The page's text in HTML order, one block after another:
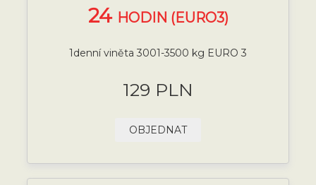
24 HODIN (EURO3)
1denní viněta 3001-3500 kg EURO 3
129 PLN
OBJEDNAT